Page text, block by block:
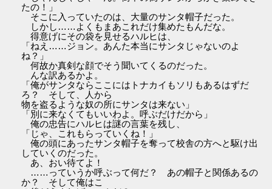
たの！」
そこに入っていたのは、大量のサンタ帽子だった。
しかし……よくもまあこれだけ集めたもんだな。
得意げにその袋を見せるハルヒは、
「ねえ……ジョン。あんた本当にサンタじゃないのよ
ね？」
何故か真剣な顔でそう聞いてくるのだった。
んな訳あるかよ。
「俺がサンタならここにはトナカイもソリもあるはずだ
ろ？ そして、人から
物を盗るような奴の所にサンタは来ない」
「別に来なくてもいいわよ。呼ぶだけだから」
俺の忠告にハルヒは謎の言葉を残し、
「じゃ、これもらっていくね！」
俺の頭にあったサンタ帽子を奪って校舎の方へと駆け出
していくのだった。
あ、おい待てよ！
……っていうか呼ぶって何だ？ あの帽子と関係あるの
か？ そして俺はこ